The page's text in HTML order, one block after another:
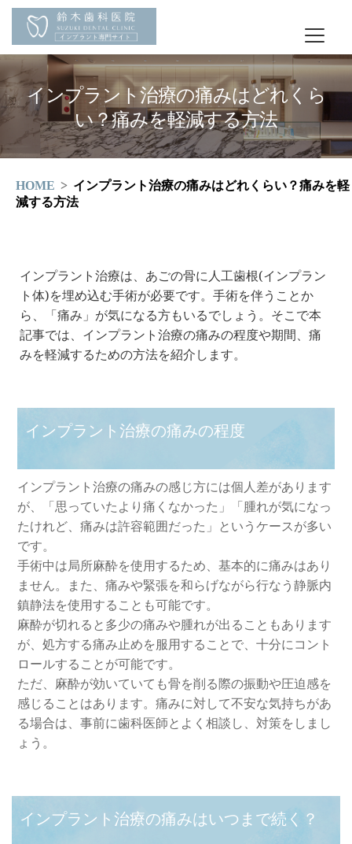
インプラント治療の痛みはどれくら
い？痛みを軽減する方法
HOME
インプラント治療の痛みはどれくらい？痛みを軽
減する方法
インプラント治療は、あごの骨に人工歯根(インプラン
ト体)を埋め込む手術が必要です。手術を伴うことか
ら、「痛み」が気になる方もいるでしょう。そこで本
記事では、インプラント治療の痛みの程度や期間、痛
みを軽減するための方法を紹介します。
インプラント治療の痛みの程度
インプラント治療の痛みの感じ方には個人差があります
が、「思っていたより痛くなかった」「腫れが気になっ
たけれど、痛みは許容範囲だった」というケースが多い
です。
手術中は局所麻酔を使用するため、基本的に痛みはあり
ません。また、痛みや緊張を和らげながら行なう静脈内
鎮静法を使用することも可能です。
麻酔が切れると多少の痛みや腫れが出ることもあります
が、処方する痛み止めを服用することで、十分にコント
ロールすることが可能です。
ただ、麻酔が効いていても骨を削る際の振動や圧迫感を
感じることはあります。痛みに対して不安な気持ちがあ
る場合は、事前に歯科医師とよく相談し、対策をしまし
ょう。
インプラント治療の痛みはいつまで続く？